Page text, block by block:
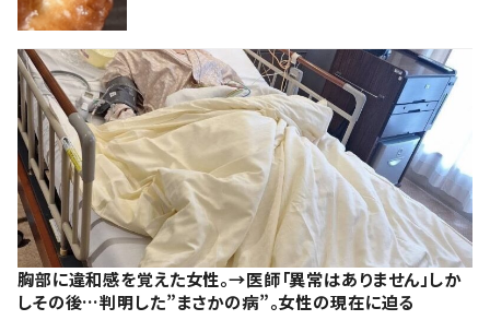
胸部に違和感を覚えた女性。→医師「異常はありません」しか
しその後…判明した”まさかの病”。女性の現在に迫る